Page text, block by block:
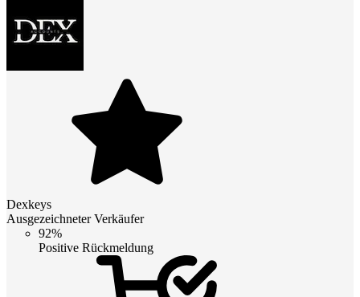
Dexkeys
Ausgezeichneter Verkäufer
92%
Positive Rückmeldung